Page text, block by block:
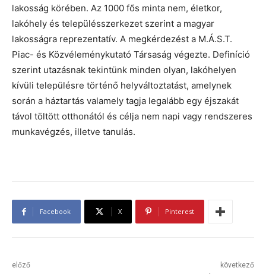
lakosság körében. Az 1000 fős minta nem, életkor,
lakóhely és településszerkezet szerint a magyar
lakosságra reprezentatív. A megkérdezést a M.Á.S.T.
Piac- és Közvéleménykutató Társaság végezte. Definíció
szerint utazásnak tekintünk minden olyan, lakóhelyen
kívüli településre történő helyváltoztatást, amelynek
során a háztartás valamely tagja legalább egy éjszakát
távol töltött otthonától és célja nem napi vagy rendszeres
munkavégzés, illetve tanulás.
Facebook X Pinterest
előző következő